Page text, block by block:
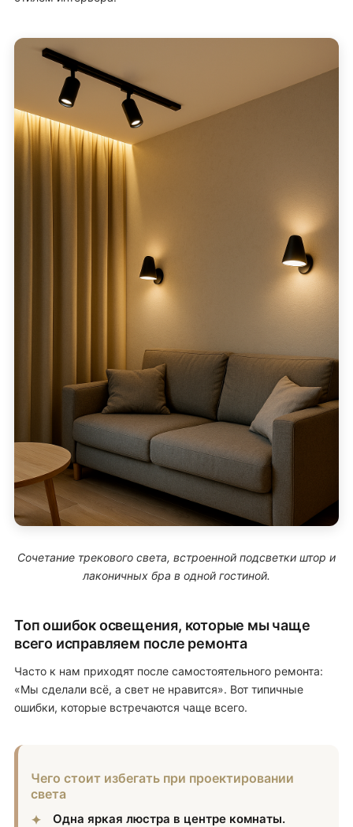
Сочетание трекового света, встроенной подсветки штор и
лаконичных бра в одной гостиной.
Топ ошибок освещения, которые мы чаще
всего исправляем после ремонта
Часто к нам приходят после самостоятельного ремонта:
«Мы сделали всё, а свет не нравится». Вот типичные
ошибки, которые встречаются чаще всего.
Чего стоит избегать при проектировании
света
Одна яркая люстра в центре комнаты.